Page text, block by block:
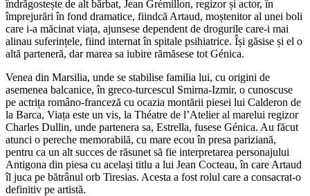
îndrăgostește de alt bărbat, Jean Grémillon, regizor și actor, în
împrejurări în fond dramatice, fiindcă Artaud, moștenitor al unei boli
care i-a măcinat viața, ajunsese dependent de drogurile care-i mai
alinau suferințele, fiind internat în spitale psihiatrice. Își găsise și el o
altă parteneră, dar marea sa iubire rămăsese tot Génica.
Venea din Marsilia, unde se stabilise familia lui, cu origini de
asemenea balcanice, în greco-turcescul Smirna-Izmir, o cunoscuse
pe actrița româno-franceză cu ocazia montării piesei lui Calderon de
la Barca, Viața este un vis, la Théatre de l’Atelier al marelui regizor
Charles Dullin, unde partenera sa, Estrella, fusese Génica. Au făcut
atunci o pereche memorabilă, cu mare ecou în presa pariziană,
pentru ca un alt succes de răsunet să fie interpretarea personajului
Antigona din piesa cu același titlu a lui Jean Cocteau, în care Artaud
îl juca pe bătrânul orb Tiresias. Acesta a fost rolul care a consacrat-o
definitiv pe artistă.